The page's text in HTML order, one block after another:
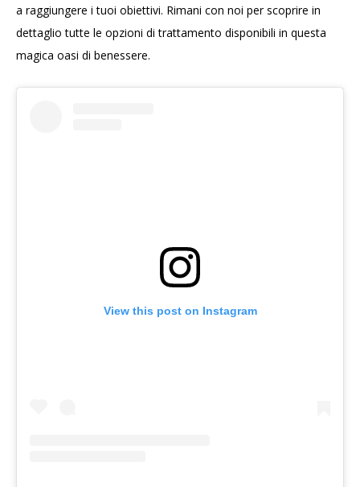
a raggiungere i tuoi obiettivi. Rimani con noi per scoprire in
dettaglio tutte le opzioni di trattamento disponibili in questa
magica oasi di benessere.
View this post on Instagram